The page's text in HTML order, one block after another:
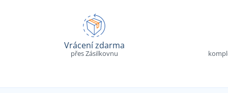
Vrácení zdarma
přes Zásilkovnu